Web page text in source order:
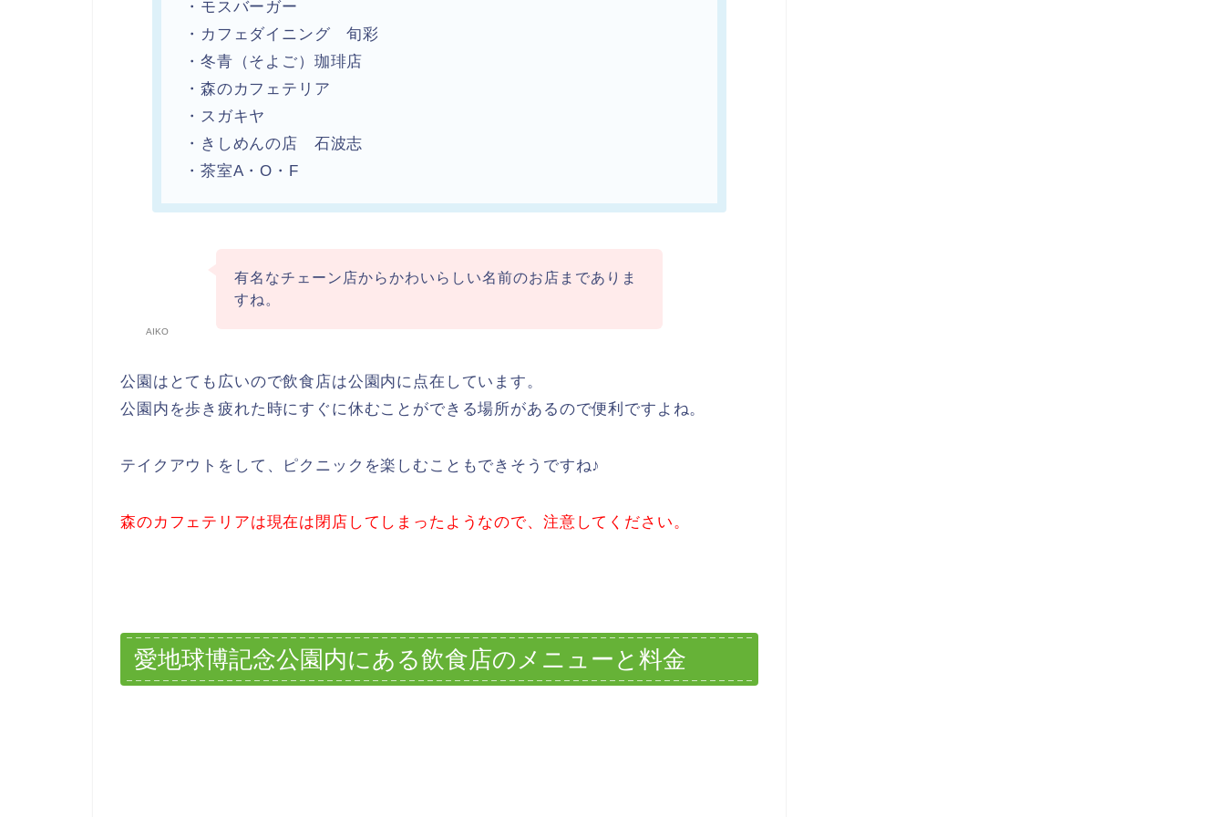
・モスバーガー
・カフェダイニング 旬彩
・冬青（そよご）珈琲店
・森のカフェテリア
・スガキヤ
・きしめんの店 石波志
・茶室A・O・F
AIKO
有名なチェーン店からかわいらしい名前のお店までありま
すね。
公園はとても広いので飲食店は公園内に点在しています。
公園内を歩き疲れた時にすぐに休むことができる場所があるので便利ですよね。
テイクアウトをして、ピクニックを楽しむこともできそうですね♪
森のカフェテリアは現在は閉店してしまったようなので、注意してください。
愛地球博記念公園内にある飲食店のメニューと料金